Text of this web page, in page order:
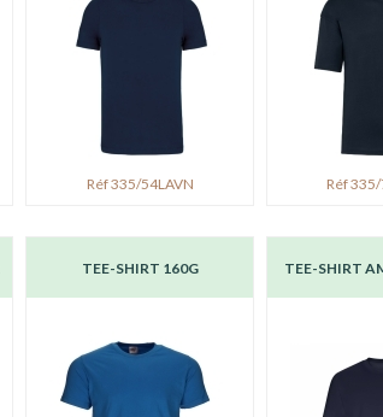
Réf 335/54LAVN Réf
TEE-SHIRT 160G TEE-SHIRT